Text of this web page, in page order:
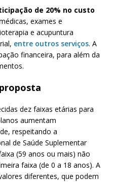
de 20% no custo
exames e
e acupuntura
entre outros serviços. A
financeira, para além da
dez faixas etárias para
aumentam
respeitando a
de Saúde Suplementar
(59 anos ou mais) não
faixa (de 0 a 18 anos). A
diferentes, que podem